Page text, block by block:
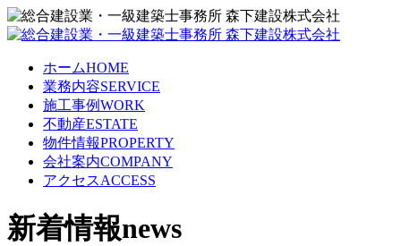
ホームHOME
業務内容SERVICE
施工事例WORK
不動産ESTATE
物件情報PROPERTY
会社案内COMPANY
アクセスACCESS
新着情報news